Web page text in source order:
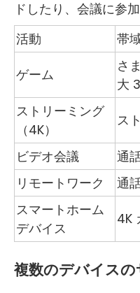
ドしたり、会議に参
活動
帯
ゲーム
さ
大
ストリーミング
（4K）
ス
ビデオ会議
通
リモートワーク
通
スマートホーム
デバイス
4K
複数のデバイスの